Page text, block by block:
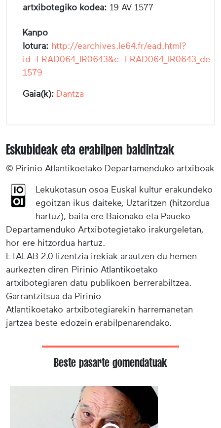
artxibotegiko kodea: 19 AV 1577
Kanpo
lotura: http://earchives.le64.fr/ead.html?
id=FRAD064_IR0643&c=FRAD064_IR0643_de-
1579
Gaia(k): Dantza
Eskubideak eta erabilpen baldintzak
© Pirinio Atlantikoetako Departamenduko artxiboak
Lekukotasun osoa Euskal kultur erakundeko
egoitzan ikus daiteke, Uztaritzen (hitzordua
hartuz), baita ere Baionako eta Paueko
Departamenduko Artxibotegietako irakurgeletan,
hor ere hitzordua hartuz.
ETALAB 2.0 lizentzia irekiak arautzen du hemen
aurkezten diren Pirinio Atlantikoetako
artxibotegiaren datu publikoen berrerabiltzea.
Garrantzitsua da Pirinio
Atlantikoetako artxibotegiarekin harremanetan
jartzea beste edozein erabilpenarendako.
Beste pasarte gomendatuak